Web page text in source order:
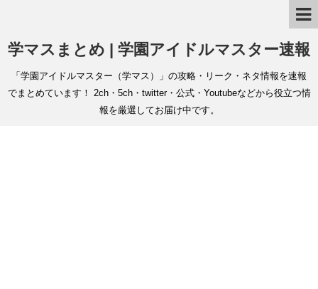
学マスまとめ | 学園アイドルマスター速報
「学園アイドルマスター（学マス）」の攻略・リーク・ネタ情報を速報
でまとめています！ 2ch・5ch・twitter・公式・Youtubeなどから役立つ情
報を厳選してお届け中です。